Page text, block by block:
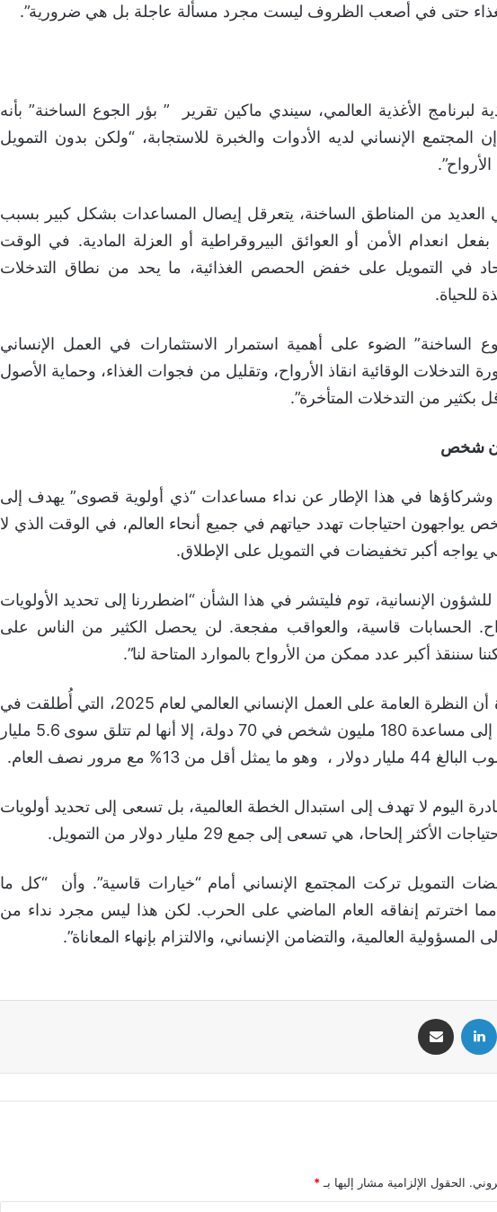
حتى في أصعب الظروف ليست مجرد مسألة عاجلة بل هي ضرورية”.
لبرنامج الأغذية العالمي، سيندي ماكين تقرير ” بؤر الجوع الساخنة” بأنه
المجتمع الإنساني لديه الأدوات والخبرة للاستجابة، “ولكن بدون التمويل
من المناطق الساخنة، يتعرقل إيصال المساعدات بشكل كبير بسبب
بفعل انعدام الأمن أو العوائق البيروقراطية أو العزلة المادية. في الوقت
في التمويل على خفض الحصص الغذائية، ما يحد من نطاق التدخلات
للحياة.
الساخنة” الضوء على أهمية استمرار الاستثمارات في العمل الإنساني
التدخلات الوقائية انقاذ الأرواح، وتقليل من فجوات الغذاء، وحماية الأصول
بكثير من التدخلات المتأخرة”.
في هذا الإطار عن نداء مساعدات “ذي أولوية قصوى” يهدف إلى
مليون شخص يواجهون احتياجات تهدد حياتهم في جميع أنحاء العالم، في الوقت الذي لا
يواجه أكبر تخفيضات في التمويل على الإطلاق.
للشؤون الإنسانية، توم فليتشر في هذا الشأن “اضطررنا إلى تحديد الأولويات
الحسابات قاسية، والعواقب مفجعة. لن يحصل الكثير من الناس على
سننقذ أكبر عدد ممكن من الأرواح بالموارد المتاحة لنا”.
وأوضحت الأمم المتحدة أن النظرة العامة على العمل الإنساني العالمي لعام 2025، التي أُطلقت في
ديسمبر الماضي، تهدف إلى مساعدة 180 مليون شخص في 70 دولة، إلا أنها لم تتلق سوى 5.6 مليار
13% مع مرور نصف العام.
اليوم لا تهدف إلى استبدال الخطة العالمية، بل تسعى إلى تحديد أولويات
إلحاحا، هي تسعى إلى جمع 29 مليار دولار من التمويل.
التمويل تركت المجتمع الإنساني أمام “خيارات قاسية”. وأن “كل ما
مما اخترتم إنفاقه العام الماضي على الحرب. لكن هذا ليس مجرد نداء من
العالمية، والتضامن الإنساني، والالتزام بإنهاء المعاناة”.
الحقول الإلزامية مشار إليها بـ *